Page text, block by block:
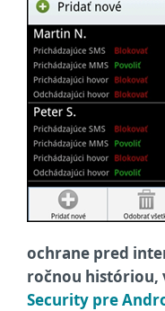
ochrane pred
ročnou históriou,
Security pre